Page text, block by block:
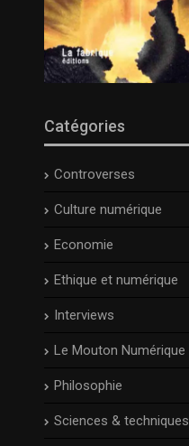
Catégories
Controverses
Culture numérique
Economie
Ethique et numérique
Interviews
Le Mouton Numérique
Philosophie
Sciences & techniques